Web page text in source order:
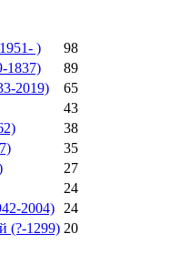
)
98
1837)
89
2019)
65
43
38
35
27
24
2004)
24
(?-1299) 20